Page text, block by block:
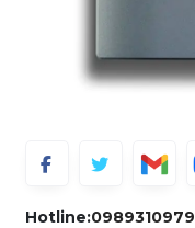
Hotline:0989310979